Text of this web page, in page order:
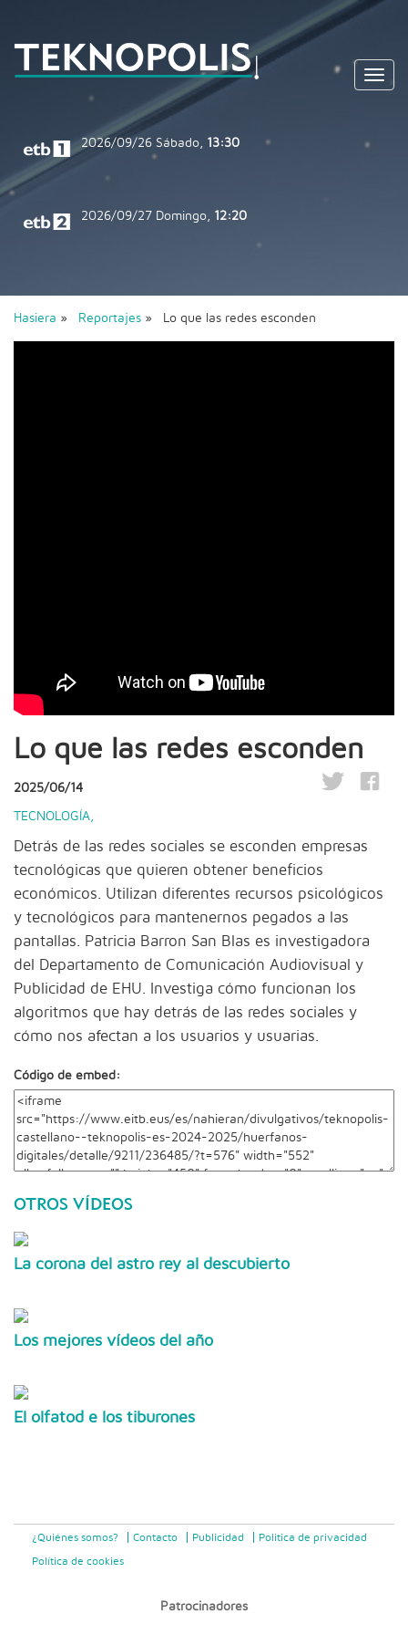
2026/09/26 Sábado, 13:30
2026/09/27 Domingo, 12:20
Hasiera » Reportajes » Lo que las redes esconden
Lo que las redes esconden
2025/06/14
TECNOLOGÍA
Detrás de las redes sociales se esconden empresas
tecnológicas que quieren obtener beneficios
económicos. Utilizan diferentes recursos psicológicos
y tecnológicos para mantenernos pegados a las
pantallas. Patricia Barron San Blas es investigadora
del Departamento de Comunicación Audiovisual y
Publicidad de EHU. Investiga cómo funcionan los
algoritmos que hay detrás de las redes sociales y
cómo nos afectan a los usuarios y usuarias.
Código de embed:
OTROS VÍDEOS
La corona del astro rey al descubierto
Los mejores vídeos del año
El olfatod e los tiburones
¿Quiénes somos? Contacto Publicidad Politica de privacidad
Política de cookies
Patrocinadores